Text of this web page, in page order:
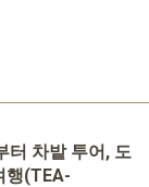
터 차밭 투어, 도
행(TEA-